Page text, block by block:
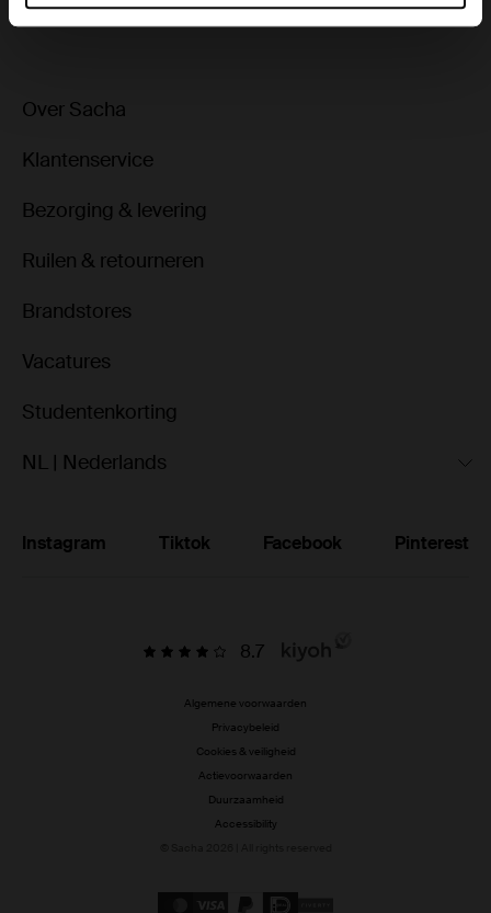
Over Sacha
Klantenservice
Bezorging & levering
Ruilen & retourneren
Brandstores
Vacatures
Studentenkorting
NL | Nederlands
Instagram Tiktok Facebook Pinterest
8.7
Algemene voorwaarden
Privacybeleid
Cookies & veiligheid
Actievoorwaarden
Duurzaamheid
Accessibility